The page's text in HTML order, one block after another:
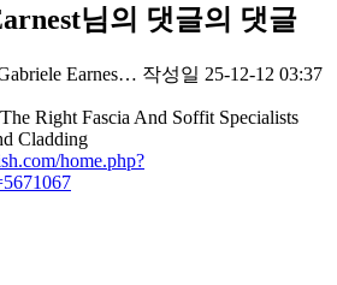
님의 댓글의 댓글
Earnes… 작성일 25-12-12 03:37
Right Fascia And Soffit Specialists
Cladding
home.php?